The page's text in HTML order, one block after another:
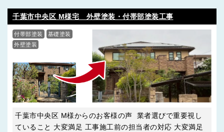
千葉市中央区 M様宅 外壁塗装・付帯部塗装工事
付帯部塗装
基礎塗装
外壁塗装
千葉市中央区 M様からのお客様の声 業者選びで重要視し
ていること 大変満足 工事施工前の担当者の対応 大変満足